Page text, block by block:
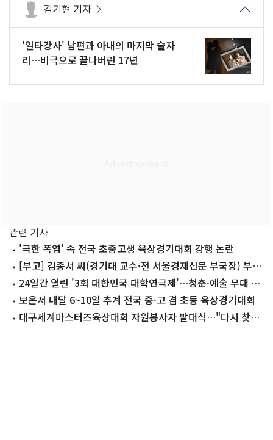
김기현 기자
'일타강사' 남편과 아내의 마지막 술자
리…비극으로 끝나버린 17년
관련 기사
'극한 폭염' 속 전국 초중고생 육상경기대회 강행 논란
[부고] 김종서 씨(경기대 교수·전 서울경제신문 부국장) 부친
상 24일간 열린 '3회 대한민국 대학연극제'…청춘·예술 무대 빛
났다보은서 내달 6~10일 추계 전국 중·고 겸 초등 육상경기대회
대구세계마스터즈육상대회 자원봉사자 발대식…"다시 찾고